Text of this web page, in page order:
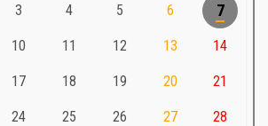
3 4 5 6 7
10 11 12 13 14
17 18 19 20 21
24 25 26 27 28